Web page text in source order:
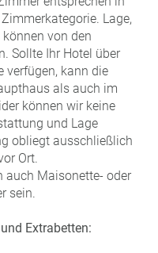
Lage,
von den
Sollte Ihr Hotel über
verfügen, kann die
als auch im
können wir keine
und Lage
obliegt ausschließlich
Ort.
auch Maisonette- oder
sein.
Extrabetten: